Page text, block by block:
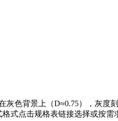
色背景上（D≈0.75），灰度
式点击规格表链接选择或按需